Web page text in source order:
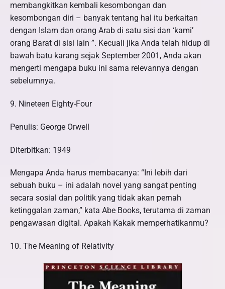
membangkitkan kembali kesombongan dan
kesombongan diri – banyak tentang hal itu berkaitan
dengan Islam dan orang Arab di satu sisi dan ‘kami’
orang Barat di sisi lain ”. Kecuali jika Anda telah hidup di
bawah batu karang sejak September 2001, Anda akan
mengerti mengapa buku ini sama relevannya dengan
sebelumnya.
9. Nineteen Eighty-Four
Penulis: George Orwell
Diterbitkan: 1949
Mengapa Anda harus membacanya: “Ini lebih dari
sebuah buku – ini adalah novel yang sangat penting
secara sosial dan politik yang tidak akan pernah
ketinggalan zaman,” kata Abe Books, terutama di zaman
pengawasan digital. Apakah Kakak memperhatikanmu?
10. The Meaning of Relativity